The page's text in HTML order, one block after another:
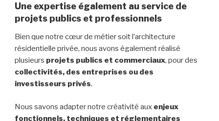
Une expertise également au service de
projets publics et professionnels
Bien que notre cœur de métier soit l’architecture
résidentielle privée, nous avons également réalisé
plusieurs projets publics et commerciaux, pour des
collectivités, des entreprises ou des
investisseurs privés.
Nous savons adapter notre créativité aux enjeux
fonctionnels, techniques et réglementaires